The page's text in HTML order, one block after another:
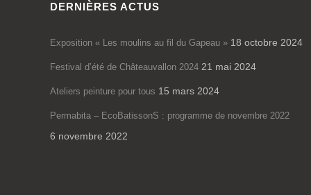
DERNIÈRES ACTUS
Exposition « Les moulins au fil du Gapeau » 18 octobre 2024
Festival d’été de Châteauvallon 2024 21 mai 2024
Ateliers peinture pour tous 15 mars 2024
Permabita – EcoBatissonS : programme de novembre 2022
6 novembre 2022